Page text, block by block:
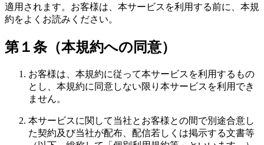
適用されます。お客様は、本サービスを利用する前に、本規
約をよくお読みください。
第１条（本規約への同意）
お客様は、本規約に従って本サービスを利用するもの
とし、本規約に同意しない限り本サービスを利用でき
ません。
本サービスに関して当社とお客様との間で別途合意し
た契約及び当社が配布、配信若しくは掲示する文書等